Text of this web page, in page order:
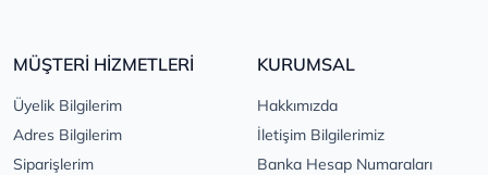
MÜŞTERİ HİZMETLERİ
Üyelik Bilgilerim
Adres Bilgilerim
Siparişlerim
KURUMSAL
Hakkımızda
İletişim Bilgilerimiz
Banka Hesap Numaraları